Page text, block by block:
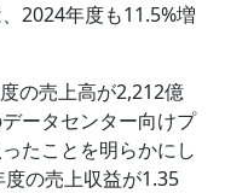
2024年度も11.5%増
の売上高が2,212億
ータセンター向けプ
たことを明らかにし
の売上収益が1.35